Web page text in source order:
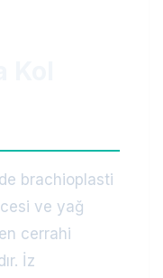
brachioplasti
ve yağ
cerrahi
İz